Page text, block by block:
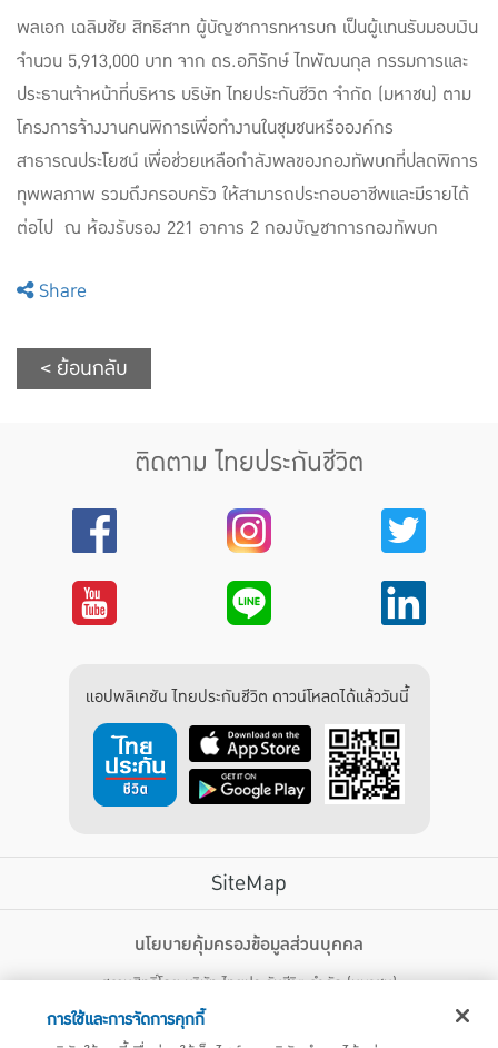
พลเอก เฉลิมชัย สิทธิสาท ผู้บัญชาการทหารบก เป็นผู้แทนรับมอบเงิน
จำนวน 5,913,000 บาท จาก ดร.อภิรักษ์ ไทพัฒนกุล กรรมการและ
ประธานเจ้าหน้าที่บริหาร บริษัท ไทยประกันชีวิต จำกัด (มหาชน) ตาม
โครงการจ้างงานคนพิการเพื่อทำงานในชุมชนหรือองค์กร
สาธารณประโยชน์ เพื่อช่วยเหลือกำลังพลของกองทัพบกที่ปลดพิการ
ทุพพลภาพ รวมถึงครอบครัว ให้สามารถประกอบอาชีพและมีรายได้
ต่อไป ณ ห้องรับรอง 221 อาคาร 2 กองบัญชาการกองทัพบก
Share
< ย้อนกลับ
ติดตาม ไทยประกันชีวิต
แอปพลิเคชัน ไทยประกันชีวิต ดาวน์โหลดได้แล้ววันนี้
SiteMap
ไทยประกันชีวิต HEALTH CARE SOLUTIONS
สิทธิพิเศษ
แอปพลิเคชัน ไทยประกันชีวิต
นโยบายคุ้มครองข้อมูลส่วนบุคคล
สงวนสิทธิ์โดย บริษัท ไทยประกันชีวิต จำกัด (มหาชน)
123 ถนน รัชดาภิเษก แขวงดินแดง เขตดินแดง กรุงเทพฯ 10400 โทรศัพท์ 02-
การใช้และการจัดการคุกกี้